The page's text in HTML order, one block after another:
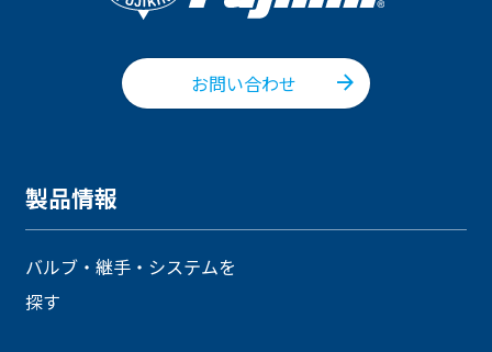
お問い合わせ
製品情報
バルブ・継手・システムを
探す